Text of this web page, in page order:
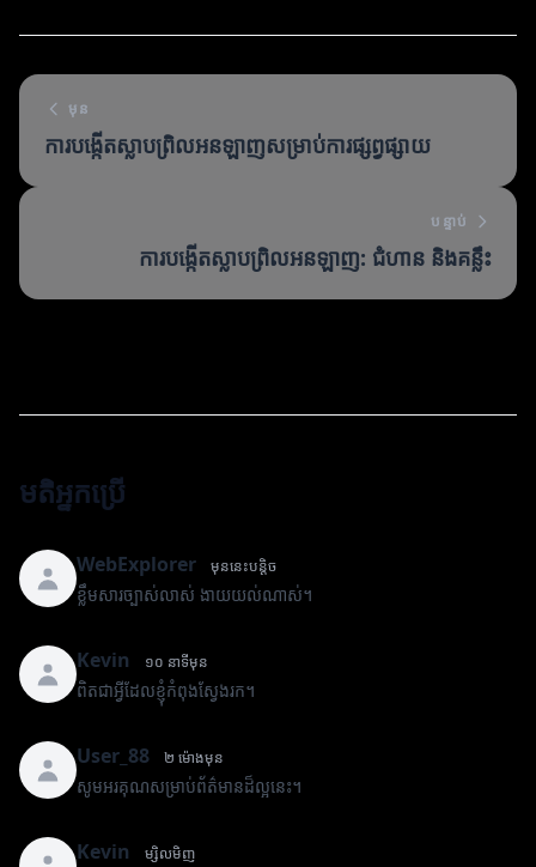
មុន
ការបង្កើតស្លាបព្រិលអនឡាញសម្រាប់ការផ្សព្វផ្សាយ
បន្ទាប់
ការបង្កើតស្លាបព្រិលអនឡាញ: ជំហាន និងគន្លឹះ
មតិអ្នកប្រើ
WebExplorer មុននេះបន្តិច
ខ្លឹមសារច្បាស់លាស់ ងាយយល់ណាស់។
Kevin ១០ នាទីមុន
ពិតជាអ្វីដែលខ្ញុំកំពុងស្វែងរក។
User_88 ២ ម៉ោងមុន
សូមអរគុណសម្រាប់ព័ត៌មានដ៏ល្អនេះ។
Kevin ម្សិលមិញ